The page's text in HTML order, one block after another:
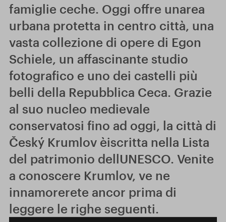
famiglie ceche. Oggi offre unarea
urbana protetta in centro città, una
vasta collezione di opere di Egon
Schiele, un affascinante studio
fotografico e uno dei castelli più
belli della Repubblica Ceca. Grazie
al suo nucleo medievale
conservatosi fino ad oggi, la città di
Český Krumlov èiscritta nella Lista
del patrimonio dellUNESCO. Venite
a conoscere Krumlov, ve ne
innamorerete ancor prima di
leggere le righe seguenti.